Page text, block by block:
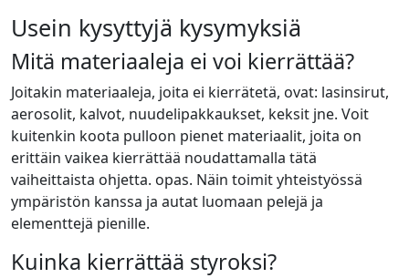
Usein kysyttyjä kysymyksiä
Mitä materiaaleja ei voi kierrättää?
Joitakin materiaaleja, joita ei kierrätetä, ovat: lasinsirut,
aerosolit, kalvot, nuudelipakkaukset, keksit jne. Voit
kuitenkin koota pulloon pienet materiaalit, joita on
erittäin vaikea kierrättää noudattamalla tätä
vaiheittaista ohjetta. opas. Näin toimit yhteistyössä
ympäristön kanssa ja autat luomaan pelejä ja
elementtejä pienille.
Kuinka kierrättää styroksi?